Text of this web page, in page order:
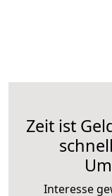
Zeit ist
Interesse